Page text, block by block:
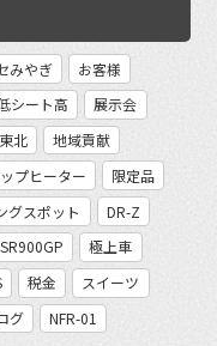
みやぎ
お客様
シート高
展示会
東北
地域貢献
プヒーター
限定品
グスポット
DR-Z
極上車
税金
スイーツ
グ
NFR-01